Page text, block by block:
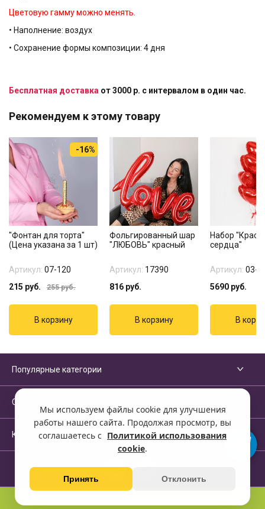
Мы используем файлы cookie для улучшения
работы нашего сайта. Продолжая просмотр, вы
соглашаетесь с Политикой использования
cookie.
Принять Отклонить
Цветовую гамму можно менять.
• Наполнение: воздух
• Сохранение формы композиции: 4 дня
Бесплатная доставка от 3000 р. с интервалом в один час.
Рекомендуем к этому товару
-16%
"Фонтан для торта"
(Цена указана за 1 шт)
Артикул: 07-120
215 руб. 255руб.
Фольгированный шар
"ЛЮБОВЬ" красный
Артикул: 17390
816 руб.
Набор
сердца"
Артикул: 03-
5690 руб.
Популярные категории
Сервисы и помощь
Компания